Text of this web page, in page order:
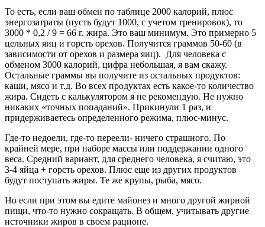
То есть, если ваш обмен по таблице 2000 калорий, плюс
энергозатраты (пусть будут 1000, с учетом тренировок), то
3000 * 0,2 / 9 = 66 г. жира. Это ваш минимум. Это примерно 5
цельных яиц и горсть орехов. Получится граммов 50-60 (в
зависимости от орехов и размера яиц). Для человека с
обменом 3000 калорий, цифра небольшая, я вам скажу.
Остальные граммы вы получите из остальных продуктов:
каши, мясо и т.д. Во всех продуктах есть какое-то количество
жира. Сидеть с калькулятором я не рекомендую. Не нужно
никаких «точных попаданий». Прикинули 1 раз, и
придерживаетесь определенного режима, плюс-минус.
Где-то недоели, где-то переели- ничего страшного. По
крайней мере, при наборе массы или поддержании одного
веса. Средний вариант, для среднего человека, я считаю, это
3-4 яйца + горсть орехов. Плюс еще из других продуктов
будут поступать жиры. Те же крупы, рыба, мясо.
Но если при этом вы едите майонез и много другой жирной
пищи, что-то нужно сокращать. В общем, учитывать другие
источники жиров в своем рационе.